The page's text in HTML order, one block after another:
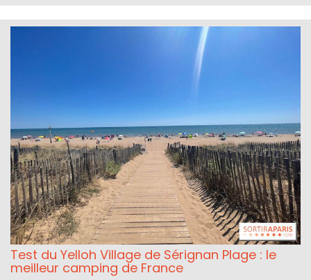
Test du Yelloh Village de Sérignan Plage : le
meilleur camping de France